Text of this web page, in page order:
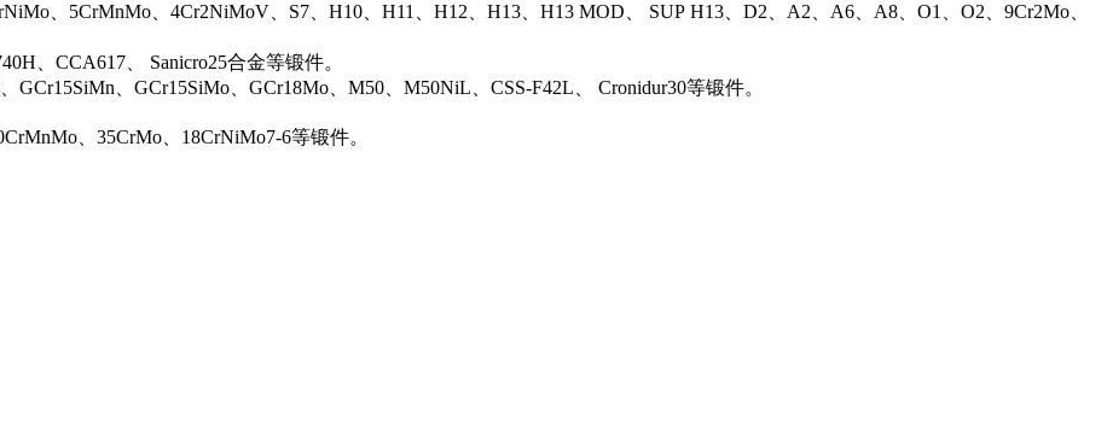
、5CrMnMo、4Cr2NiMoV、S7、H10、H11、H12、H13、H13 MOD、 SUP H13、D2、A2、A6、A8、O1、O2、9Cr2Mo、
、CCA617、 Sanicro25合金等锻件。
、GCr15SiMo、GCr18Mo、M50、M50NiL、CSS-F42L、 Cronidur30等锻件。
、35CrMo、18CrNiMo7-6等锻件。